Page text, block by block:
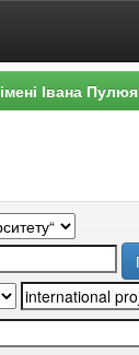
Івана Пулюя